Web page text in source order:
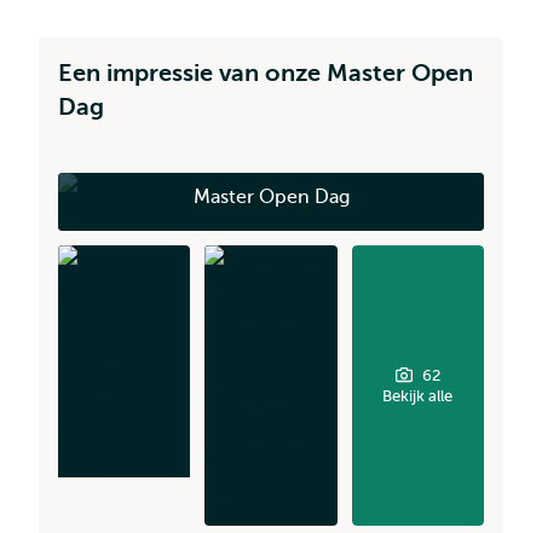
Een impressie van onze Master Open
Dag
Master Open Dag
62
Bekijk alle